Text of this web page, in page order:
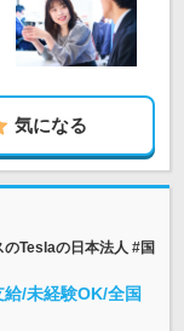
気になる
Teslaの日本法人 #国
/未経験OK/全国